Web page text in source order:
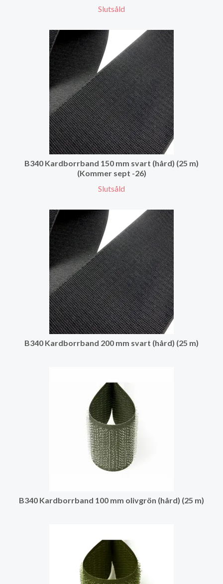
Slutsåld
B340 Kardborrband 150 mm svart (hård) (25 m)
(Kommer sept -26)
Slutsåld
B340 Kardborrband 200 mm svart (hård) (25 m)
B340 Kardborrband 100 mm olivgrön (hård) (25 m)